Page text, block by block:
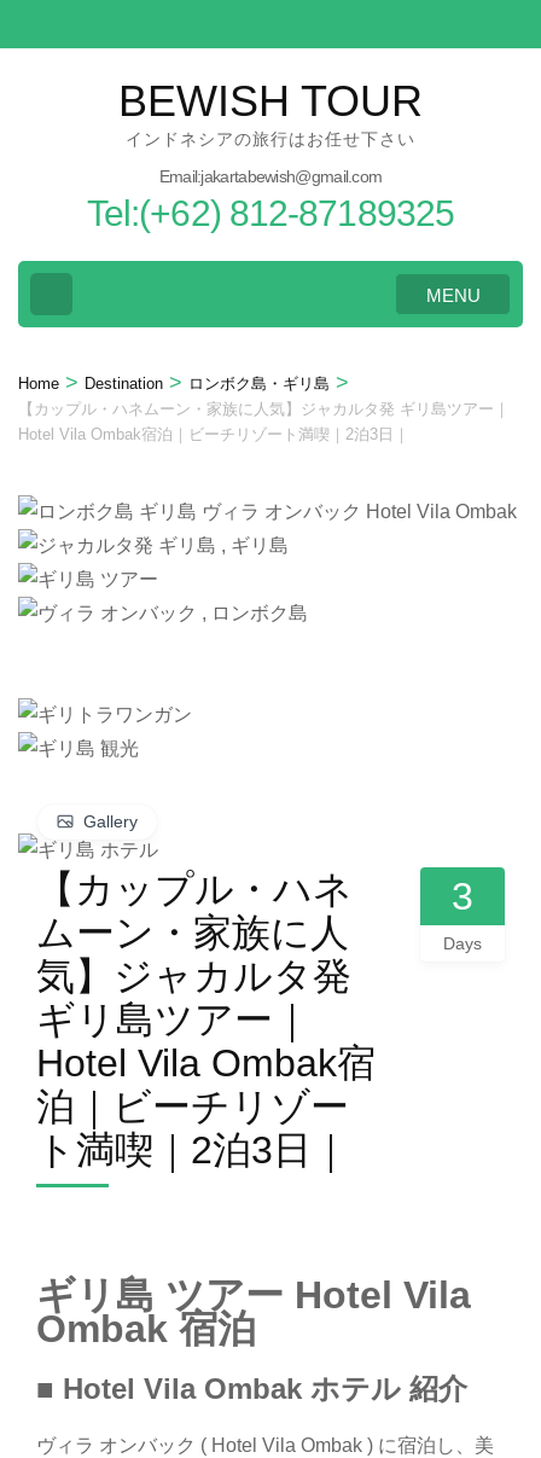
to
BEWISH TOUR
インドネシアの旅行はお任せ下さい
Email:jakartabewish@gmail.com
Tel:(+62) 812-87189325
MENU
Home > Destination > ロンボク島・ギリ島 >
【カップル・ハネムーン・家族に人気】ジャカルタ発 ギリ島ツアー｜
Hotel Vila Ombak宿泊｜ビーチリゾート満喫｜2泊3日｜
Gallery
【カップル・ハネ
ムーン・家族に人
気】ジャカルタ発
ギリ島ツアー｜
Hotel Vila Ombak宿
泊｜ビーチリゾー
ト満喫｜2泊3日｜
3
Days
ギリ島 ツアー Hotel Vila
Ombak 宿泊
■ Hotel Vila Ombak ホテル 紹介
ヴィラ オンバック ( Hotel Vila Ombak ) に宿泊し、美